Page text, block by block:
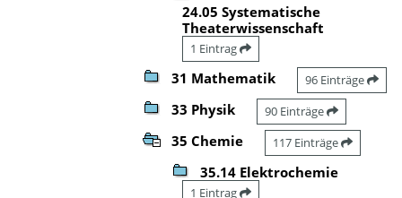
24.05 Systematische
Theaterwissenschaft
1 Eintrag
31 Mathematik 96 Einträge
33 Physik 90 Einträge
35 Chemie 117 Einträge
35.14 Elektrochemie
1 Eintrag